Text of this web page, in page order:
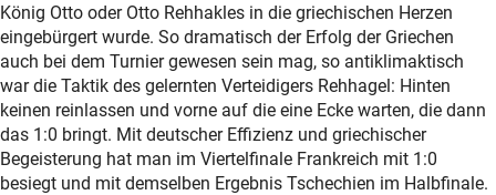
König Otto oder Otto Rehhakles in die griechischen Herzen
eingebürgert wurde. So dramatisch der Erfolg der Griechen
auch bei dem Turnier gewesen sein mag, so antiklimaktisch
war die Taktik des gelernten Verteidigers Rehhagel: Hinten
keinen reinlassen und vorne auf die eine Ecke warten, die dann
das 1:0 bringt. Mit deutscher Effizienz und griechischer
Begeisterung hat man im Viertelfinale Frankreich mit 1:0
besiegt und mit demselben Ergebnis Tschechien im Halbfinale.